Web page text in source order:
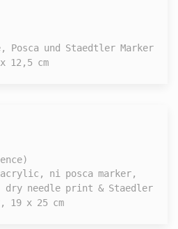
Posca und Staedtler Marker
12,5 cm
acrylic, ni posca marker,
needle print & Staedler
19 x 25 cm